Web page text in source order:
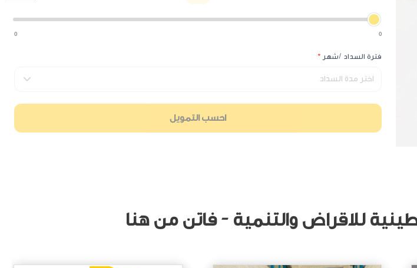
0
0
فترة السداد /شهر *
اختر مدة السداد
احسب التمويل
للاقراض والتنمية - فاتن من هنا